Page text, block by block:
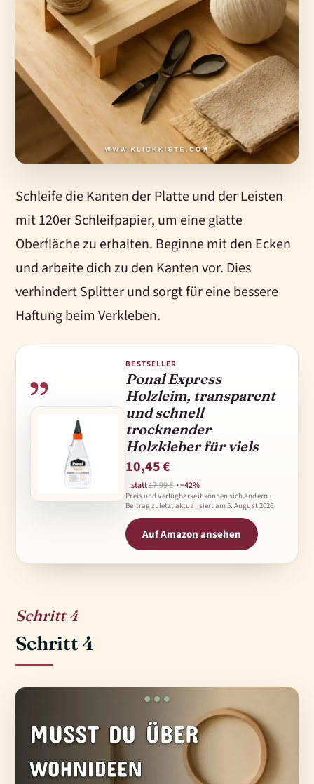
Schleife die Kanten der Platte und der Leisten
mit 120er Schleifpapier, um eine glatte
Oberfläche zu erhalten. Beginne mit den Ecken
und arbeite dich zu den Kanten vor. Dies
verhindert Splitter und sorgt für eine bessere
Haftung beim Verkleben.
BESTSELLER
Ponal Express
Holzleim, transparent
und schnell
trocknender
Holzkleber für viels
10,45 €
statt17,99 € · −42%
Preis und Verfügbarkeit können sich ändern ·
Beitrag zuletzt aktualisiert am5. August 2026
Auf Amazon ansehen
4
Schritt 4